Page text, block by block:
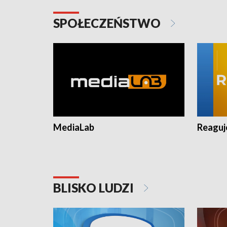
SPOŁECZEŃSTWO
MediaLab
BLISKO LUDZI